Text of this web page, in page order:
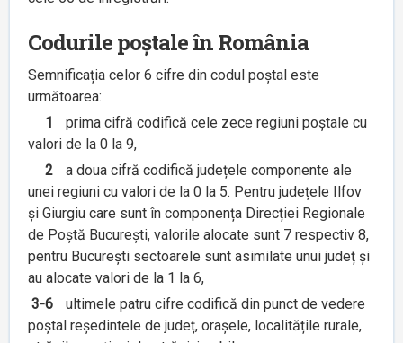
Codurile poștale în România
Semnificația celor 6 cifre din codul poștal este
următoarea:
1
prima cifră codifică cele zece regiuni poștale cu
valori de la 0 la 9,
2
a doua cifră codifică județele componente ale
unei regiuni cu valori de la 0 la 5. Pentru județele Ilfov
și Giurgiu care sunt în componența Direcției Regionale
de Poștă București, valorile alocate sunt 7 respectiv 8,
pentru București sectoarele sunt asimilate unui județ și
au alocate valori de la 1 la 6,
3-6
ultimele patru cifre codifică din punct de vedere
poștal reședintele de județ, orașele, localitățile rurale,